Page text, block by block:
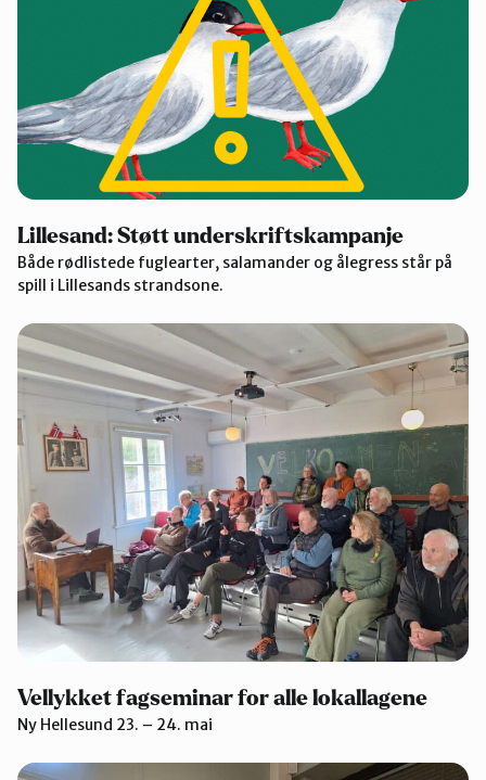
Lillesand: Støtt underskriftskampanje
Både rødlistede fuglearter, salamander og ålegress står på
spill i Lillesands strandsone.
Vellykket fagseminar for alle lokallagene
Ny Hellesund 23. – 24. mai